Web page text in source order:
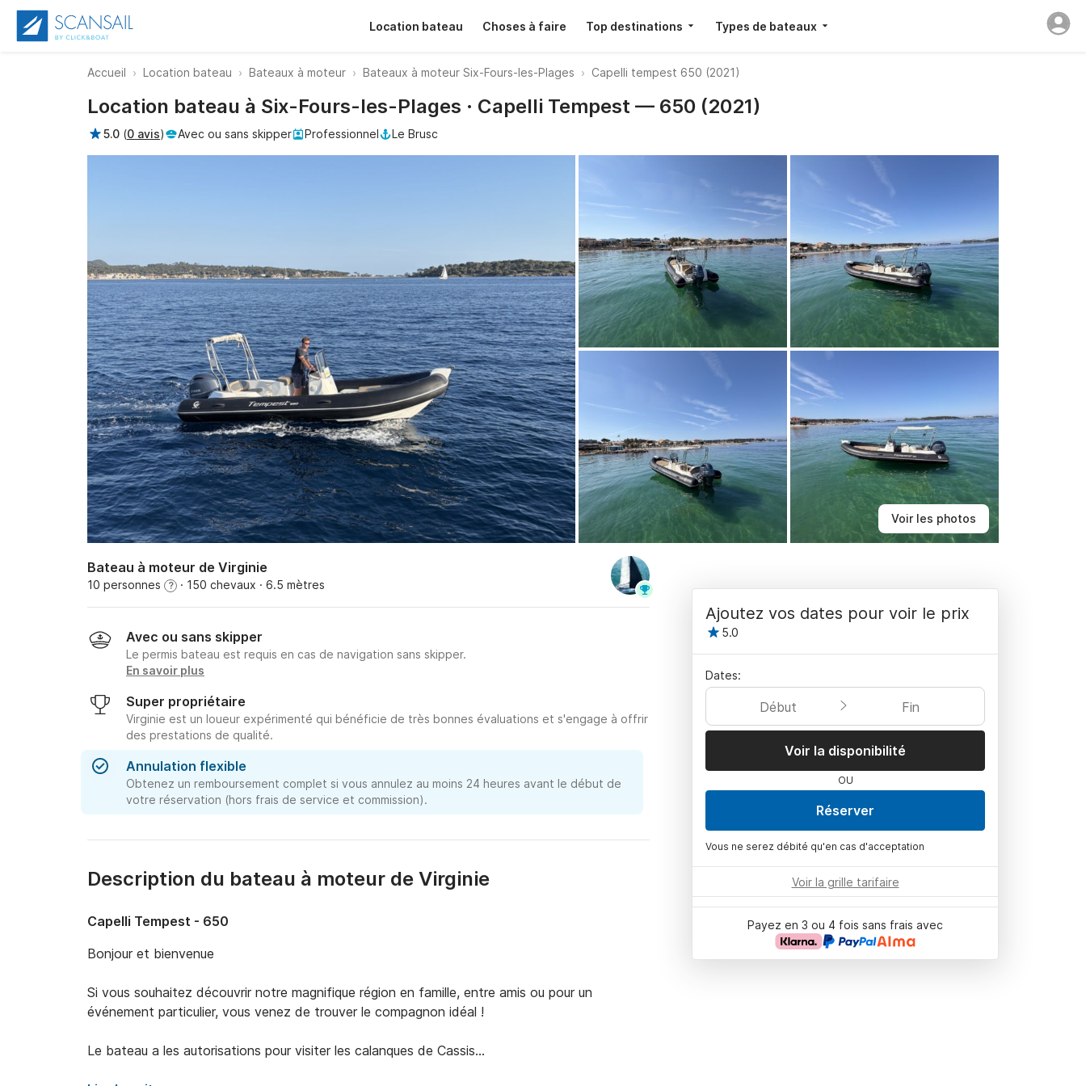
Location bateau Choses à faire Top destinations Types de bateaux
Accueil Location bateau Bateaux à moteur Bateaux à moteur Six-Fours-les-Plages Capelli tempest 650 (2021)
Voir les photos
Location bateau à Six-Fours-les-Plages · Capelli Tempest — 650 (2021)
5.0 (0 avis) Avec ou sans skipper Professionnel Le Brusc
Bateau à moteur de Virginie
10 personnes ? · 150 chevaux · 6.5 mètres
Avec ou sans skipper
Le permis bateau est requis en cas de navigation sans skipper.
En savoir plus
Super propriétaire
Virginie est un loueur expérimenté qui bénéficie de très bonnes évaluations et s'engage à offrir
des prestations de qualité.
Annulation flexible
Obtenez un remboursement complet si vous annulez au moins 24 heures avant le début de
votre réservation (hors frais de service et commission).
Description du bateau à moteur de Virginie
Capelli Tempest - 650
Bonjour et bienvenue
Si vous souhaitez découvrir notre magnifique région en famille, entre amis ou pour un
événement particulier, vous venez de trouver le compagnon idéal !
Le bateau a les autorisations pour visiter les calanques de Cassis
Ajoutez vos dates pour voir le prix
5.0
Dates:
Début Fin
Voir la disponibilité
OU
Réserver
Vous ne serez débité qu'en cas d'acceptation
Voir la grille tarifaire
Payez en 3 ou 4 fois sans frais avec